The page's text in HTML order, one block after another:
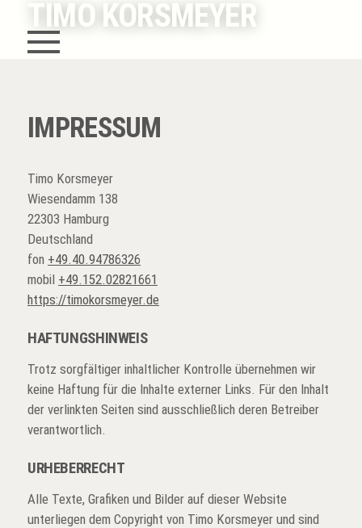
TIMO KORSMEYER
IMPRESSUM
Timo Korsmeyer
Wiesendamm 138
22303 Hamburg
Deutschland
fon +49.40.94786326
mobil +49.152.02821661
https://timokorsmeyer.de
HAFTUNGSHINWEIS
Trotz sorgfältiger inhaltlicher Kontrolle übernehmen wir
keine Haftung für die Inhalte externer Links. Für den Inhalt
der verlinkten Seiten sind ausschließlich deren Betreiber
verantwortlich.
URHEBERRECHT
Alle Texte, Grafiken und Bilder auf dieser Website
unterliegen dem Copyright von Timo Korsmeyer und sind